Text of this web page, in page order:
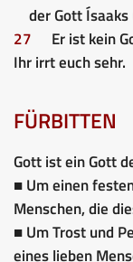
der Gott Ísaaks
27
Er ist kein
Ihr irrt euch sehr.
FÜRBITTEN
Gott ist ein Gott
■ Um einen
Menschen, die
■ Um Trost und
eines lieben